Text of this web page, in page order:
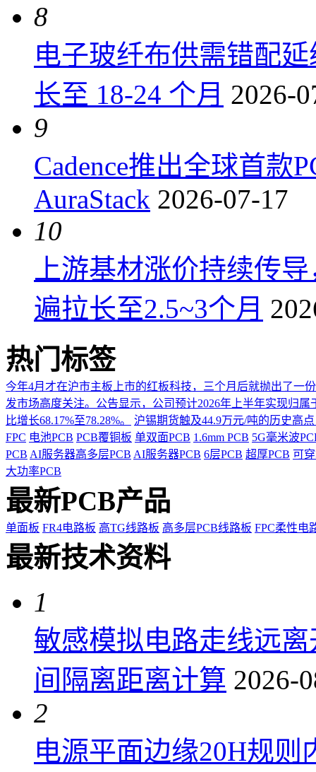
8
电子玻纤布供需错配
长至 18-24 个月 2026-
9
Cadence推出全球首款
AuraStack 2026-07-17
10
上游基材涨价持续传
遍拉长至2.5~3个月
热门标签
今年4月才在沪市主板上市的红板科技，三个月后就抛出了一
发市场高度关注。公告显示，公司预计2026年上半年实现归
比增长68.17%至78.28%。
沪锡期货触及44.9万元/吨的历史高
FPC 电池PCB PCB覆铜板 单双面PCB 1.6mm PCB 5G毫米波
PCB AI服务器高多层PCB AI服务器PCB 6层PCB 超厚PCB 可
大功率PCB
最新PCB产品
单面板 FR4电路板 高TG线路板 高多层PCB线路板 FPC柔性电
最新技术资料
1
敏感模拟电路走线远
间隔离距离计算 2026-
2
电源平面边缘20H规